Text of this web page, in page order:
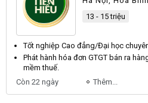
13 - 15 triệu
Tốt nghiệp Cao đẳng/Đại học
Phát hành hóa đơn GTGT bán ra
mềm thuế.
Còn 22 ngày
Thêm...